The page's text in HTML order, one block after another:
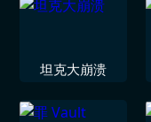
坦克大崩溃